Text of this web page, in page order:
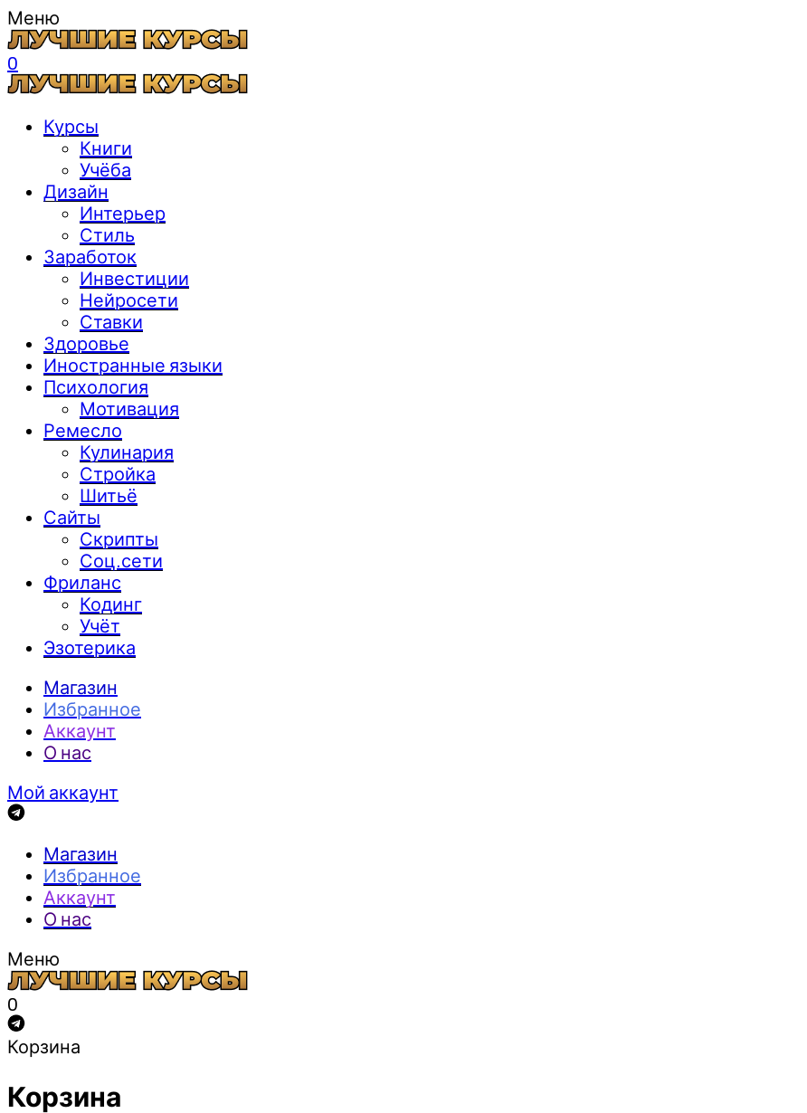
Меню
0
Курсы
Книги
Учёба
Дизайн
Интерьер
Стиль
Заработок
Инвестиции
Нейросети
Ставки
Здоровье
Иностранные языки
Психология
Мотивация
Ремесло
Кулинария
Стройка
Шитьё
Сайты
Скрипты
Соц.сети
Фриланс
Кодинг
Учёт
Эзотерика
Магазин
Избранное
Аккаунт
О нас
Мой аккаунт
Магазин
Избранное
Аккаунт
О нас
Меню
0
Корзина
Корзина